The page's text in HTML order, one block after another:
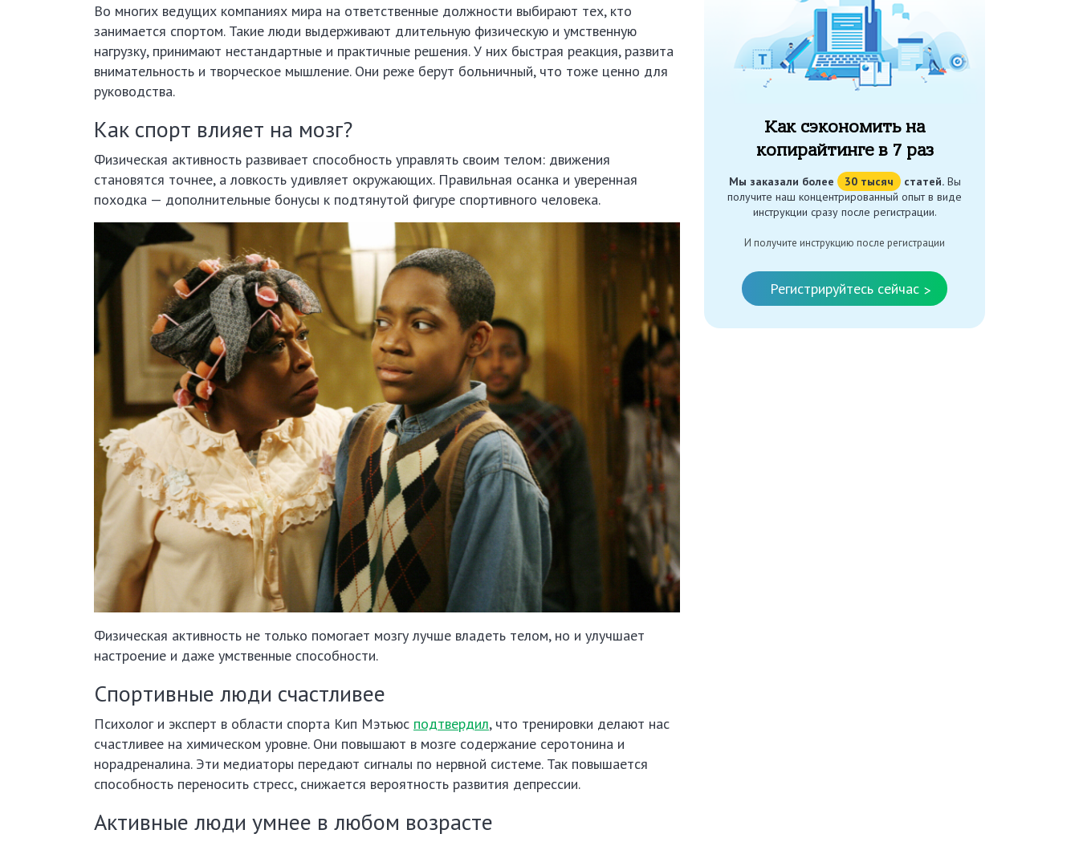
Во многих ведущих компаниях мира на ответственные должности выбирают тех, кто
занимается спортом. Такие люди выдерживают длительную физическую и умственную
нагрузку, принимают нестандартные и практичные решения. У них быстрая реакция, развита
внимательность и творческое мышление. Они реже берут больничный, что тоже ценно для
руководства.
Как спорт влияет на мозг?
Физическая активность развивает способность управлять своим телом: движения
становятся точнее, а ловкость удивляет окружающих. Правильная осанка и уверенная
походка — дополнительные бонусы к подтянутой фигуре спортивного человека.
Физическая активность не только помогает мозгу лучше владеть телом, но и улучшает
настроение и даже умственные способности.
Спортивные люди счастливее
Психолог и эксперт в области спорта Кип Мэтьюс подтвердил, что тренировки делают нас
счастливее на химическом уровне. Они повышают в мозге содержание серотонина и
норадреналина. Эти медиаторы передают сигналы по нервной системе. Так повышается
способность переносить стресс, снижается вероятность развития депрессии.
Активные люди умнее в любом возрасте
Как сэкономить на
копирайтинге в 7 раз
Мы заказали более 30 тысяч статей.Вы
получите наш концентрированный опыт в виде
инструкции сразу после регистрации.
И получите инструкцию после регистрации
Регистрируйтесь сейчас >